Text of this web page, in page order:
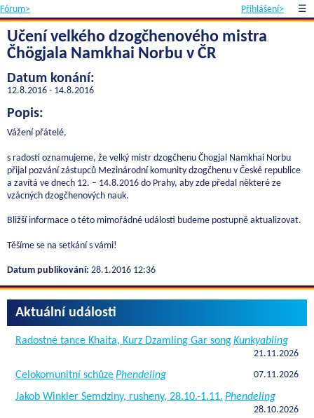
Fórum> Přihlášení> ☰
Učení velkého dzogčhenového mistra
Čhögjala Namkhai Norbu v ČR
Datum konání:
12.8.2016 - 14.8.2016
Popis:
Vážení přátelé,
s radostí oznamujeme, že velký mistr dzogčhenu Čhogjal Namkhai Norbu
přijal pozvání zástupců Mezinárodní komunity dzogčhenu v České republice
a zavítá ve dnech 12. – 14.8.2016 do Prahy, aby zde předal některé ze
vzácných dzogčhenových nauk.
Bližší informace o této mimořádné události budeme postupně aktualizovat.
Těšíme se na setkání s vámi!
Datum publikování: 28.1.2016 12:36
Aktuální události
Radostné tance Khaita, Kurz Dzamling Gar songKunkyabling
21.11.2026
Celokomunitní schůzePhendeling 07.11.2026
Jakob Winkler Semdziny, rusheny, 28.10.-1.11. Phendeling
28.10.2026